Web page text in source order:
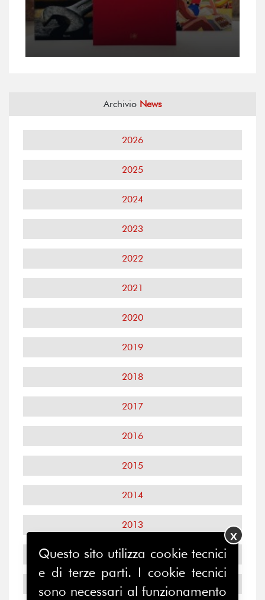
Archivio News
2026
2025
2024
2023
2022
2021
2020
2019
2018
2017
2016
2015
2014
2013
2012
2011
Questo sito utilizza cookie tecnici
e di terze parti. I cookie tecnici
sono necessari al funzionamento
X